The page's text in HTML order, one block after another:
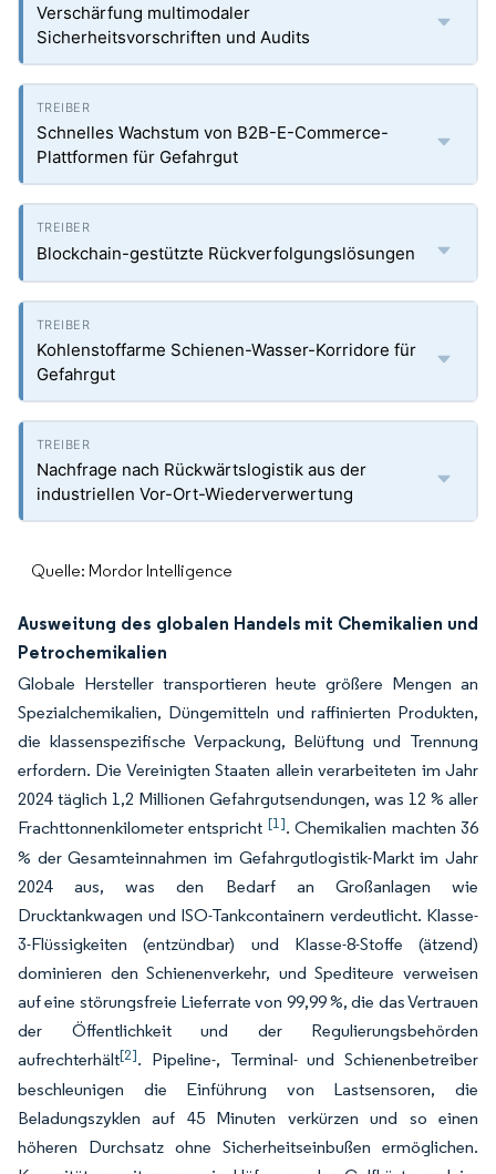
Verschärfung multimodaler
Sicherheitsvorschriften und Audits
Schnelles Wachstum von B2B-E-Commerce-
Plattformen für Gefahrgut
Blockchain-gestützte Rückverfolgungslösungen
Kohlenstoffarme Schienen-Wasser-Korridore für
Gefahrgut
Nachfrage nach Rückwärtslogistik aus der
industriellen Vor-Ort-Wiederverwertung
Quelle: Mordor Intelligence
Ausweitung des globalen Handels mit Chemikalien und
Petrochemikalien
Globale Hersteller transportieren heute größere Mengen an
Spezialchemikalien, Düngemitteln und raffinierten Produkten,
die klassenspezifische Verpackung, Belüftung und Trennung
erfordern. Die Vereinigten Staaten allein verarbeiteten im Jahr
2024 täglich 1,2 Millionen Gefahrgutsendungen, was 12 % aller
Frachttonnenkilometer entspricht [1]. Chemikalien machten 36
% der Gesamteinnahmen im Gefahrgutlogistik-Markt im Jahr
2024 aus, was den Bedarf an Großanlagen wie
Drucktankwagen und ISO-Tankcontainern verdeutlicht. Klasse-
3-Flüssigkeiten (entzündbar) und Klasse-8-Stoffe (ätzend)
dominieren den Schienenverkehr, und Spediteure verweisen
auf eine störungsfreie Lieferrate von 99,99 %, die das Vertrauen
der Öffentlichkeit und der Regulierungsbehörden
aufrechterhält[2]. Pipeline-, Terminal- und Schienenbetreiber
beschleunigen die Einführung von Lastsensoren, die
Beladungszyklen auf 45 Minuten verkürzen und so einen
höheren Durchsatz ohne Sicherheitseinbußen ermöglichen.